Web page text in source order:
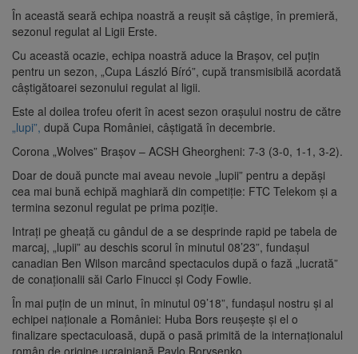
În această seară echipa noastră a reușit să câștige, în premieră,
sezonul regulat al Ligii Erste.
Cu această ocazie, echipa noastră aduce la Brașov, cel puțin
pentru un sezon, „Cupa László Bíró”, cupă transmisibilă acordată
câștigătoarei sezonului regulat al ligii.
Este al doilea trofeu oferit în acest sezon orașului nostru de către
„lupi”, după Cupa României, câștigată în decembrie.
Corona „Wolves” Brașov – ACSH Gheorgheni: 7-3 (3-0, 1-1, 3-2).
Doar de două puncte mai aveau nevoie „lupii” pentru a depăși
cea mai bună echipă maghiară din competiție: FTC Telekom și a
termina sezonul regulat pe prima poziție.
Intrați pe gheață cu gândul de a se desprinde rapid pe tabela de
marcaj, „lupii” au deschis scorul în minutul 08’23”, fundașul
canadian Ben Wilson marcând spectaculos după o fază „lucrată”
de conaționalii săi Carlo Finucci și Cody Fowlie.
În mai puțin de un minut, în minutul 09’18”, fundașul nostru și al
echipei naționale a României: Huba Bors reușește și el o
finalizare spectaculoasă, după o pasă primită de la internaționalul